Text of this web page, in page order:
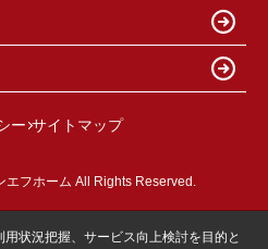
ー サイトマップ
エフホーム All Rights Reserved.
状況把握、サービス向上検討を目的と